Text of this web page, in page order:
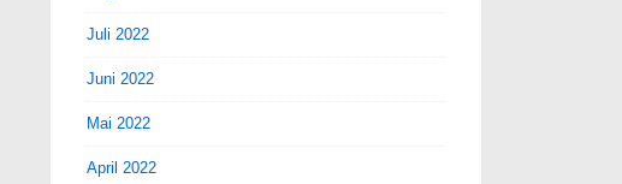
Juli 2022
Juni 2022
Mai 2022
April 2022